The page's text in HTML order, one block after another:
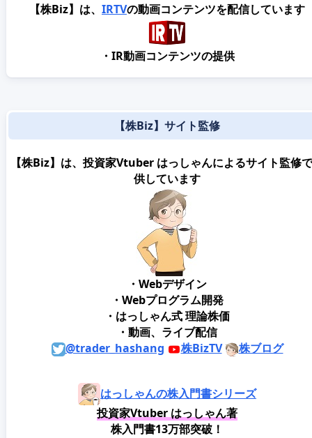
【株Biz】は、 IRTVの動画コンテンツを配信しています
・IR動画コンテンツの提供
【株Biz】サイト監修
【株Biz】は、投資家Vtuber はっしゃんによるサイト監修
供しています
・Webデザイン
・Webプログラム開発
・はっしゃん式 理論株価
・動画、ライブ配信
@trader_hashang
株BizTV 株ブログ
はっしゃんの株入門書シリーズ
投資家Vtuber はっしゃん著
株入門書13万部突破！